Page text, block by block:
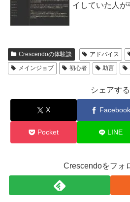
イしていた人が
Crescendoの体験談 アドバイス
メインジョブ
初心者 助言
シェアする
X Facebook
Pocket LINE
Crescendoをフォ